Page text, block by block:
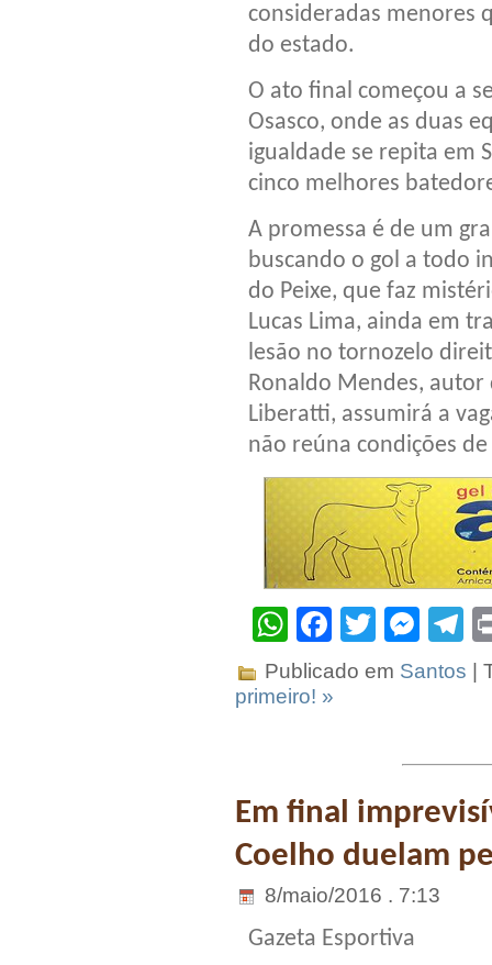
consideradas menores
do estado.
O ato final começou a
Osasco, onde as duas
igualdade se repita em
cinco melhores
A promessa é de um
buscando o gol a todo
do Peixe, que faz
Lucas Lima, ainda em
lesão no tornozelo
Ronaldo Mendes,
Liberatti, assumirá a
não reúna condições
WhatsApp
Facebook
Twitter
Publicado em Santos |
primeiro! »
Em final
Coelho duelam
8/maio/2016 . 7:13
Gazeta Esportiva